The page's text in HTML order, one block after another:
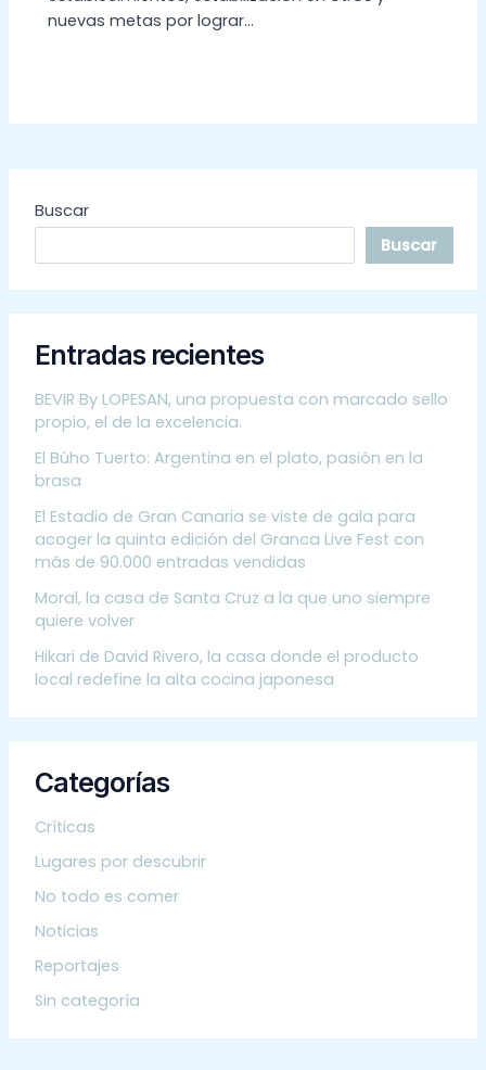
nuevas metas por lograr…
Buscar
Buscar
Entradas recientes
BEVIR By LOPESAN, una propuesta con marcado sello
propio, el de la excelencia.
El Búho Tuerto: Argentina en el plato, pasión en la
brasa
El Estadio de Gran Canaria se viste de gala para
acoger la quinta edición del Granca Live Fest con
más de 90.000 entradas vendidas
Moral, la casa de Santa Cruz a la que uno siempre
quiere volver
Hikari de David Rivero, la casa donde el producto
local redefine la alta cocina japonesa
Categorías
Críticas
Lugares por descubrir
No todo es comer
Noticias
Reportajes
Sin categoría